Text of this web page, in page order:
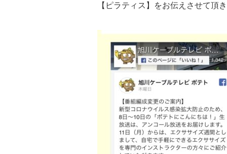
【ピラティス】をお伝えさせて頂